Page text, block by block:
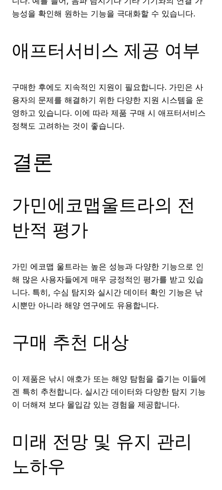
능성을 확인해 원하는 기능을 극대화할 수 있습니다.
애프터서비스 제공 여부
구매한 후에도 지속적인 지원이 필요합니다. 가민은 사
용자의 문제를 해결하기 위한 다양한 지원 시스템을 운
영하고 있습니다. 이에 따라 제품 구매 시 애프터서비스
정책도 고려하는 것이 좋습니다.
결론
가민에코맵울트라의 전
반적 평가
가민 에코맵 울트라는 높은 성능과 다양한 기능으로 인
해 많은 사용자들에게 매우 긍정적인 평가를 받고 있습
니다. 특히, 수심 탐지와 실시간 데이터 확인 기능은 낚
시뿐만 아니라 해양 연구에도 유용합니다.
구매 추천 대상
이 제품은 낚시 애호가 또는 해양 탐험을 즐기는 이들에
겐 특히 추천합니다. 실시간 데이터와 다양한 탐지 기능
이 더해져 보다 몰입감 있는 경험을 제공합니다.
미래 전망 및 유지 관리
노하우